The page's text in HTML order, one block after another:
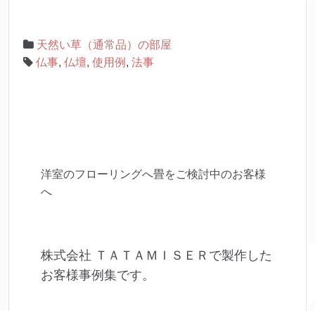
天然い草（通常品）の部屋
仏事, 仏壇, 使用例 , 法事
洋室のフローリングへ畳をご検討中のお客様
へ
株式会社 ＴＡＴＡＭＩＳＥＲで製作した
お客様事例集です。